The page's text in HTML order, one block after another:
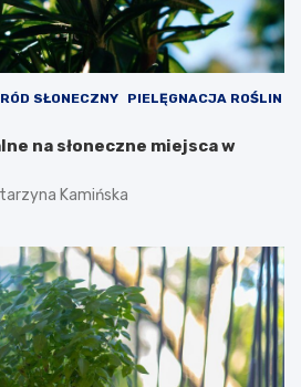
SŁONECZNY
PIELĘGNACJA ROŚLIN
na słoneczne miejsca w
Kamińska